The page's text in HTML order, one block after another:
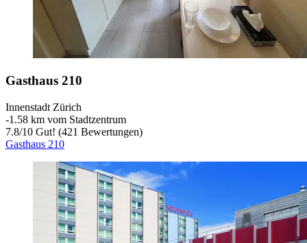
Gasthaus 210
Innenstadt Zürich
‐1.58 km vom Stadtzentrum
7.8/10 Gut! (421 Bewertungen)
Gasthaus 210